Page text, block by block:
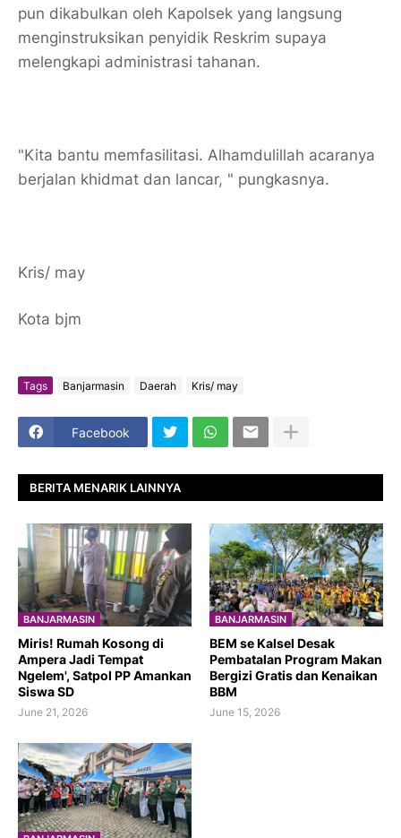
pun dikabulkan oleh Kapolsek yang langsung
menginstruksikan penyidik Reskrim supaya
melengkapi administrasi tahanan.
"Kita bantu memfasilitasi. Alhamdulillah acaranya
berjalan khidmat dan lancar, " pungkasnya.
Kris/ may
Kota bjm
Tags Banjarmasin Daerah Kris/ may
Facebook
BERITA MENARIK LAINNYA
BANJARMASIN
​Miris! Rumah Kosong di
Ampera Jadi Tempat
Ngelem', Satpol PP Amankan
Siswa SD
June 21, 2026
BANJARMASIN
BEM se Kalsel Desak
Pembatalan Program Makan
Bergizi Gratis dan Kenaikan
BBM
June 15, 2026